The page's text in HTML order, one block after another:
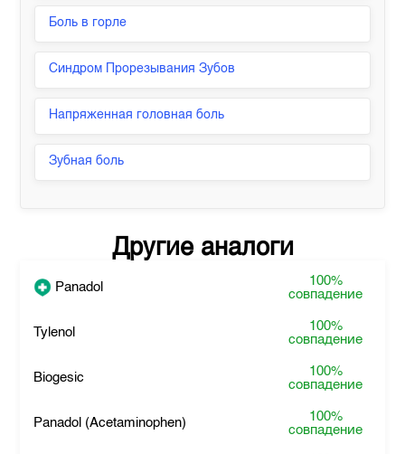
Боль в горле
Синдром Прорезывания Зубов
Напряженная головная боль
Зубная боль
Другие аналоги
Panadol
100%
совпадение
Tylenol
100%
совпадение
Biogesic
100%
совпадение
Panadol (Acetaminophen)
100%
совпадение